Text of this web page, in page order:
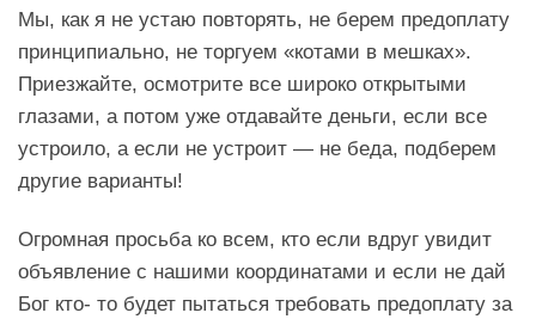
Мы, как я не устаю повторять, не берем предоплату
принципиально, не торгуем «котами в мешках».
Приезжайте, осмотрите все широко открытыми
глазами, а потом уже отдавайте деньги, если все
устроило, а если не устроит — не беда, подберем
другие варианты!
Огромная просьба ко всем, кто если вдруг увидит
объявление с нашими координатами и если не дай
Бог кто- то будет пытаться требовать предоплату за